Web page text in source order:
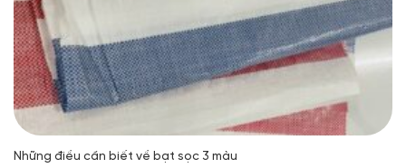
Những điều cần biết về bạt sọc 3 màu